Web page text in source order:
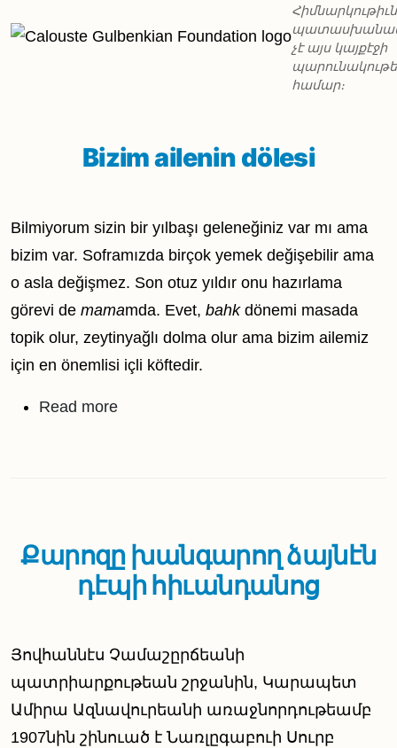
չէ այս կայքէջի
համար։
Bizim ailenin dölesi
Bilmiyorum sizin bir yılbaşı geleneğiniz var mı ama
bizim var. Soframızda birçok yemek değişebilir ama
o asla değişmez. Son otuz yıldır onu hazırlama
görevi de mamamda. Evet, bahkdönemi masada
topik olur, zeytinyağlı dolma olur ama bizim ailemiz
için en önemlisi içli köftedir.
Read moreabout Bizim ailenin dölesi
Քարոզը խանգարող ձայնէն
դէպի հիւանդանոց
Յովհաննէս Չամաշըրճեանի
պատրիարքութեան շրջանին, Կարապետ
Ամիրա Ազնավուրեանի առաջնորդութեամբ
1907նին շինուած է Նառլըգաբուի Սուրբ